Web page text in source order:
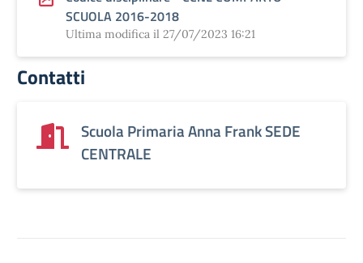
SCUOLA 2016-2018
Ultima modifica il 27/07/2023 16:21
Contatti
Scuola Primaria Anna Frank SEDE
CENTRALE